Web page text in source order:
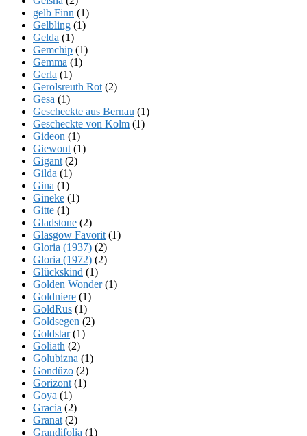
gelb Finn (1)
Gelbling (1)
Gelda (1)
Gemchip (1)
Gemma (1)
Gerla (1)
Gerolsreuth Rot (2)
Gesa (1)
Gescheckte aus Bernau (1)
Gescheckte von Kolm (1)
Gideon (1)
Giewont (1)
Gigant (2)
Gilda (1)
Gina (1)
Gineke (1)
Gitte (1)
Gladstone (2)
Glasgow Favorit (1)
Gloria (1937) (2)
Gloria (1972) (2)
Glückskind (1)
Golden Wonder(1)
Goldniere (1)
GoldRus (1)
Goldsegen (2)
Goldstar(1)
Goliath (2)
Golubizna (1)
Gondüzo (2)
Gorizont (1)
Goya (1)
Gracia (2)
Granat (2)
Grandifolia (1)